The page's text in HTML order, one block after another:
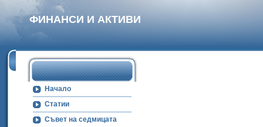
ФИНАНСИ И АКТИВИ
Начало
Статии
Съвет на седмицата